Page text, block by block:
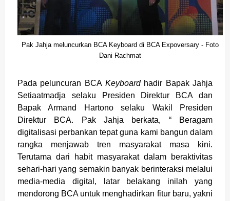
Pak Jahja meluncurkan BCA Keyboard di BCA Expoversary - Foto
Dani Rachmat
Pada peluncuran BCA Keyboardhadir Bapak Jahja
Setiaatmadja selaku Presiden Direktur BCA dan
Bapak Armand Hartono selaku Wakil Presiden
Direktur BCA. Pak Jahja berkata, “ Beragam
digitalisasi perbankan tepat guna kami bangun dalam
rangka menjawab tren masyarakat masa kini.
Terutama dari habit masyarakat dalam beraktivitas
sehari-hari yang semakin banyak berinteraksi melalui
media-media digital, latar belakang inilah yang
mendorong BCA untuk menghadirkan fitur baru, yakni